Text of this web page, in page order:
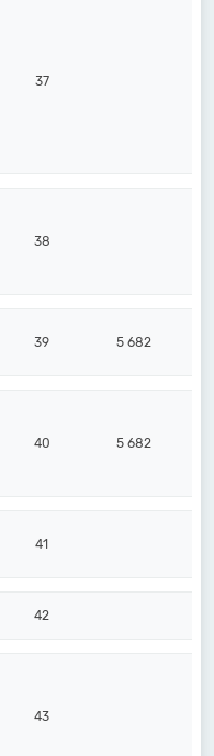
37
38
39 5 682
40 5 682
41
42
43